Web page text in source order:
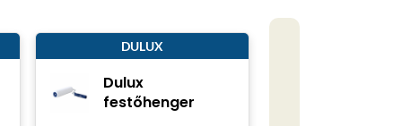
DULUX
Dulux
festőhenger